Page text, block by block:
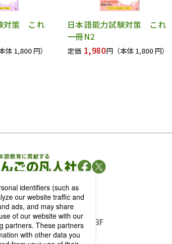
対策 これ
本体 1,800 円）
日本語能力試験対策 これ
一冊N2
定価 1,980円 （本体 1,800 円）
報
千代田区平河町 1-3-13 8F
／FAX：03-3263-3116